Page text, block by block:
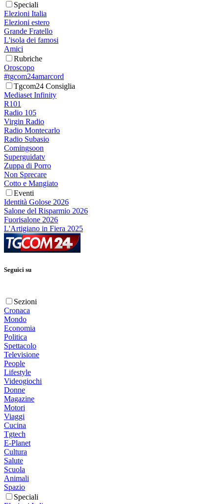
Speciali
Elezioni Italia
Elezioni estero
Grande Fratello
L'isola dei famosi
Amici
Rubriche
Oroscopo
#tgcom24amarcord
Tgcom24 Consiglia
Mediaset Infinity
R101
Radio 105
Virgin Radio
Radio Montecarlo
Radio Subasio
Comingsoon
Superguidatv
Zuppa di Porro
Non Sprecare
Cotto e Mangiato
Eventi
Identità Golose 2026
Salone del Risparmio 2026
Fuorisalone 2026
L'Artigiano in Fiera 2025
Seguici su
Sezioni
Cronaca
Mondo
Economia
Politica
Spettacolo
Televisione
People
Lifestyle
Videogiochi
Donne
Magazine
Motori
Viaggi
Cucina
Tgtech
E-Planet
Cultura
Salute
Scuola
Animali
Spazio
Speciali